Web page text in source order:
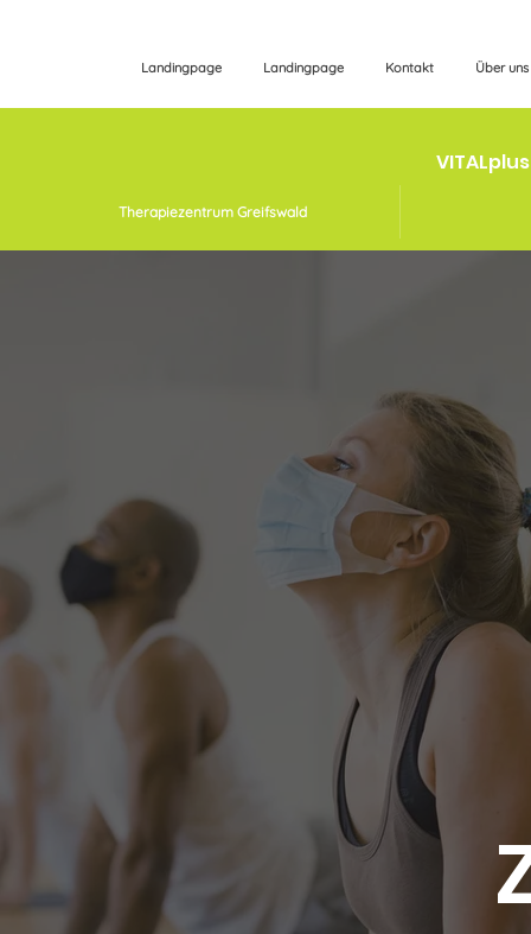
Landingpage Landingpage Kontakt Über uns
Therapiezentrum Greifswald